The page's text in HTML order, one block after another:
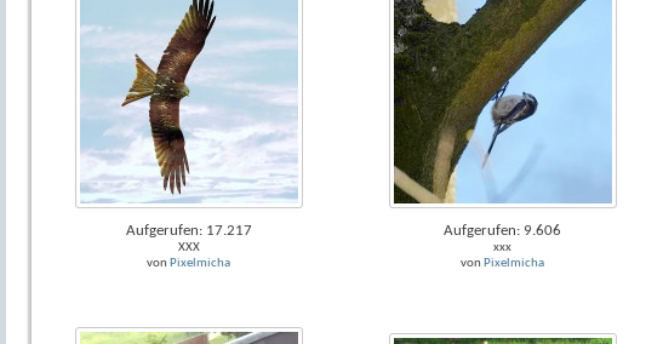
Aufgerufen: 17.217
XXX
von Pixelmicha
Aufgerufen: 9.606
xxx
von Pixelmicha